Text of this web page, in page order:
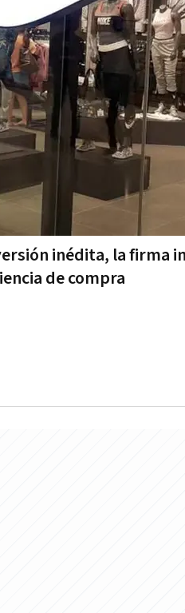
inédita, la firma
de compra